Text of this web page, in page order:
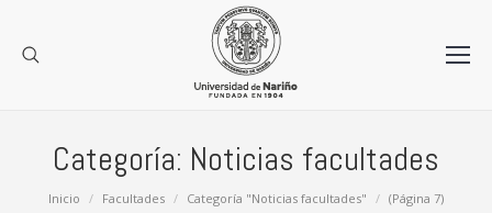
Categoría: Noticias facultades
Estás aquí:
Inicio Facultades Categoría "Noticias facultades" (Página 7)